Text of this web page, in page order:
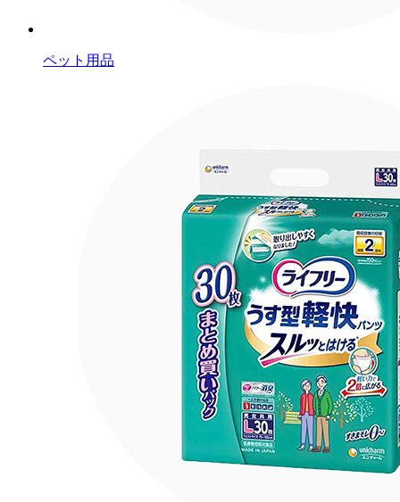
ペット用品